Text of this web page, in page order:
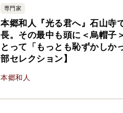
専門家
本郷和人『光る君へ』石山寺
長。その最中も頭に＜烏帽子
とって「もっとも恥ずかしか
部セレクション】
本郷和人